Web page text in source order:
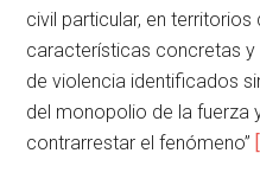
civil particular, en
características concretas
de violencia identificados
del monopolio de la fuerza
contrarrestar el fenómeno”